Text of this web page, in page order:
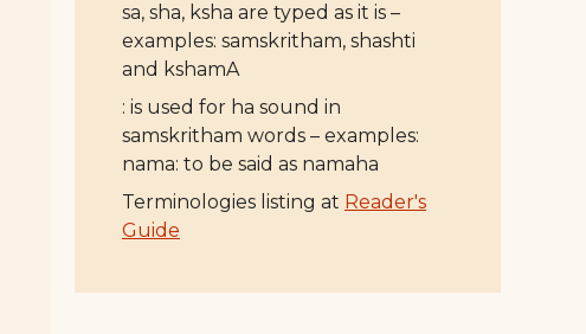
sa, sha, ksha are typed as it is –
examples: samskritham, shashti
and kshamA
: is used for ha sound in
samskritham words – examples:
nama: to be said as namaha
Terminologies listing at Reader's
Guide